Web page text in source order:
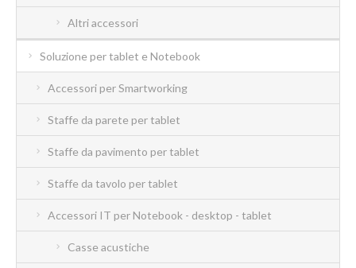
Altri accessori
Soluzione per tablet e Notebook
Accessori per Smartworking
Staffe da parete per tablet
Staffe da pavimento per tablet
Staffe da tavolo per tablet
Accessori IT per Notebook - desktop - tablet
Casse acustiche